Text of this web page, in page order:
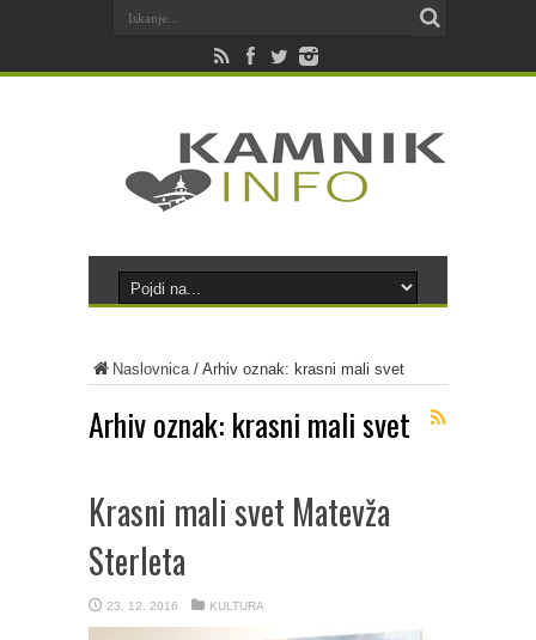
Naslovnica/ Arhiv oznak: krasni mali svet
Arhiv oznak: krasni mali svet
Krasni mali svet Matevža
Sterleta
23. 12. 2016 KULTURA